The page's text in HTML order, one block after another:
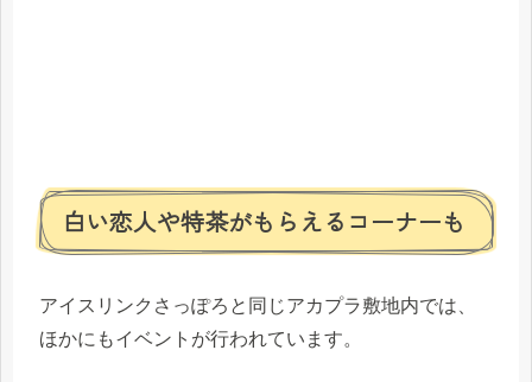
白い恋人や特茶がもらえるコーナーも
アイスリンクさっぽろと同じアカプラ敷地内では、
ほかにもイベントが行われています。